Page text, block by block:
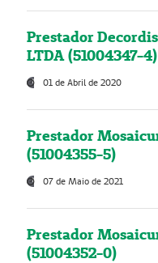
Prestador
LTDA (51004347-4)
01 de Abril de 2020
Prestador
(51004355-5)
07 de Maio de 2021
Prestador
(51004352-0)